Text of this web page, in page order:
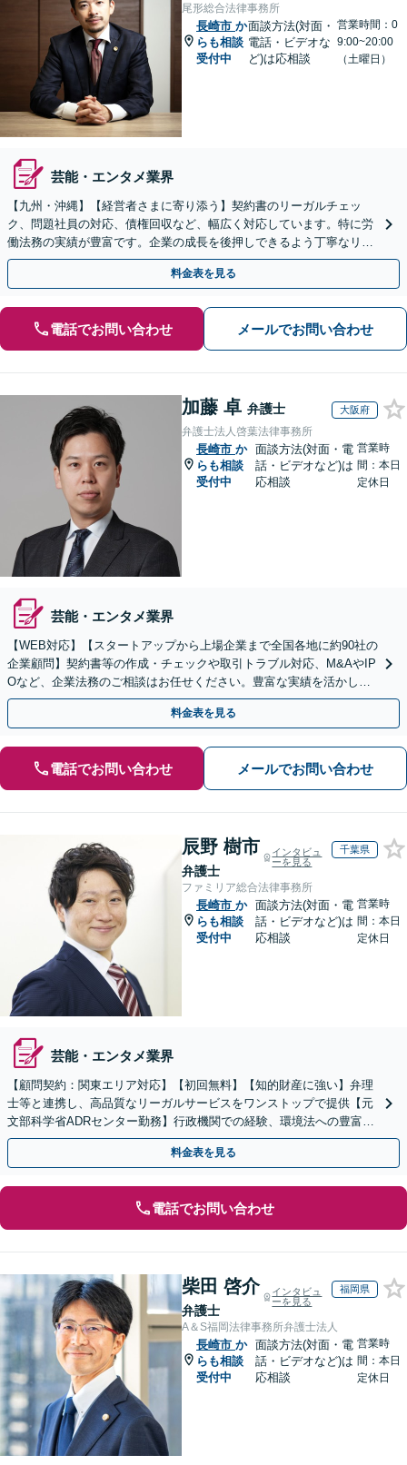
尾形総合法律事務所
長崎市 か
らも相談
受付中
面談方法(対面・
電話・ビデオな
ど)は応相談
営業時間：0
9:00~20:00
（土曜日）
芸能・エンタメ業界
【九州・沖縄】【経営者さまに寄り添う】契約書のリーガルチェッ
ク、問題社員の対応、債権回収など、幅広く対応しています。特に労
働法務の実績が豊富です。企業の成長を後押しできるよう丁寧なリー
ガルサービスを提供いたします。
料金表を見る
電話でお問い合わせ メールでお問い合わせ
加藤 卓 弁護士 大阪府
弁護士法人啓葉法律事務所
長崎市 か
らも相談
受付中
面談方法(対面・電
話・ビデオなど)は
応相談
営業時
間：本日
定休日
芸能・エンタメ業界
【WEB対応】【スタートアップから上場企業まで全国各地に約90社の
企業顧問】契約書等の作成・チェックや取引トラブル対応、M&AやIP
Oなど、企業法務のご相談はお任せください。豊富な実績を活かし的
確に対応を進めてまいります。
料金表を見る
電話でお問い合わせ メールでお問い合わせ
辰野 樹市
弁護士
インタビュ
ーを見る
千葉県
ファミリア総合法律事務所
長崎市 か
らも相談
受付中
面談方法(対面・電
話・ビデオなど)は
応相談
営業時
間：本日
定休日
芸能・エンタメ業界
【顧問契約：関東エリア対応】【初回無料】【知的財産に強い】弁理
士等と連携し、高品質なリーガルサービスをワンストップで提供【元
文部科学省ADRセンター勤務】行政機関での経験、環境法への豊富な
知識を活かし、事業者さまの抱える問題を解決へ導きます
料金表を見る
電話でお問い合わせ
柴田 啓介
弁護士
インタビュ
ーを見る
福岡県
A＆S福岡法律事務所弁護士法人
長崎市 か
らも相談
受付中
面談方法(対面・電
話・ビデオなど)は
応相談
営業時
間：本日
定休日